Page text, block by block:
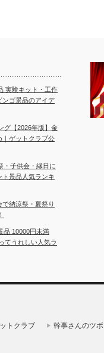
実験キット・工作
ンゴ景品のアイデ
グ【2026年版】金
｜ゲットクラブ公
・子供会・縁日に
ト景品人気ランキ
納涼祭・夏祭り
品 10000円未満
てうれしい人気ラ
トクラブ 幹事さんのツボ